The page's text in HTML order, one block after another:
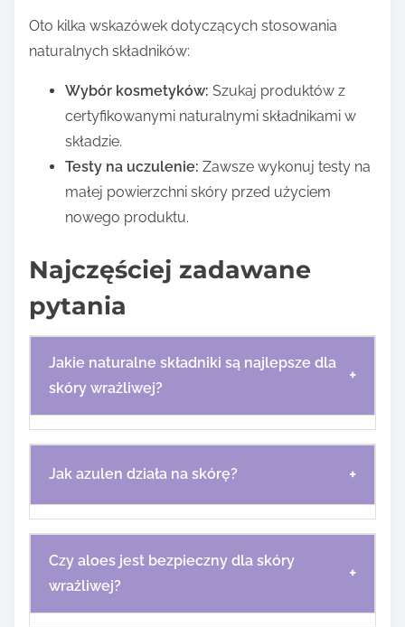
Oto kilka wskazówek dotyczących stosowania
naturalnych składników:
Wybór kosmetyków: Szukaj produktów z
certyfikowanymi naturalnymi składnikami w
składzie.
Testy na uczulenie: Zawsze wykonuj testy na
małej powierzchni skóry przed użyciem
nowego produktu.
Najczęściej zadawane
pytania
Jakie naturalne składniki są najlepsze dla
skóry wrażliwej?
+
Jak azulen działa na skórę? +
Czy aloes jest bezpieczny dla skóry
wrażliwej?
+